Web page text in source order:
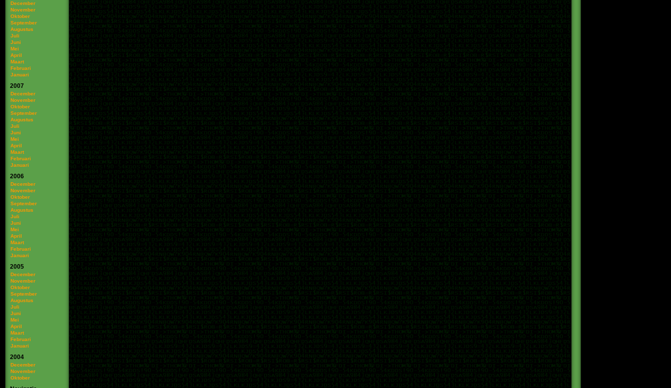
December
November
Oktober
September
Augustus
Juli
Juni
Mei
April
Maart
Februari
Januari
2007
December
November
Oktober
September
Augustus
Juli
Juni
Mei
April
Maart
Februari
Januari
2006
December
November
Oktober
September
Augustus
Juli
Juni
Mei
April
Maart
Februari
Januari
2005
December
November
Oktober
September
Augustus
Juli
Juni
Mei
April
Maart
Februari
Januari
2004
December
November
Oktober